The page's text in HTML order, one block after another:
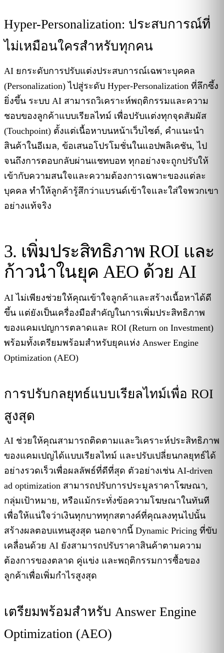
Hyper-Personalization: ประสบการณ์ที่
ไม่เหมือนใครสำหรับทุกคน
AI ยกระดับการปรับแต่งประสบการณ์เฉพาะบุคคล
(Personalization) ไปสู่ระดับ Hyper-Personalization ที่ลึกซึ้ง
ยิ่งขึ้น ระบบ AI สามารถวิเคราะห์พฤติกรรมและความ
ชอบของลูกค้าแบบเรียลไทม์ เพื่อปรับแต่งทุกจุดสัมผัส
(Touchpoint) ตั้งแต่เนื้อหาบนหน้าเว็บไซต์, คำแนะนำ
สินค้าในอีเมล, ข้อเสนอโปรโมชั่นในแอปพลิเคชัน, ไป
จนถึงการตอบกลับผ่านแชทบอท ทุกอย่างจะถูกปรับให้
เข้ากับความสนใจและความต้องการเฉพาะของแต่ละ
บุคคล ทำให้ลูกค้ารู้สึกว่าแบรนด์เข้าใจและใส่ใจพวกเขา
อย่างแท้จริง
3. เพิ่มประสิทธิภาพ ROI และ
ก้าวนำในยุค AEO ด้วย AI
AI ไม่เพียงช่วยให้คุณเข้าใจลูกค้าและสร้างเนื้อหาได้ดี
ขึ้น แต่ยังเป็นเครื่องมือสำคัญในการเพิ่มประสิทธิภาพ
ของแคมเปญการตลาดและ ROI (Return on Investment)
พร้อมทั้งเตรียมพร้อมสำหรับยุคแห่ง Answer Engine
Optimization (AEO)
การปรับกลยุทธ์แบบเรียลไทม์เพื่อ ROI
สูงสุด
AI ช่วยให้คุณสามารถติดตามและวิเคราะห์ประสิทธิภาพ
ของแคมเปญได้แบบเรียลไทม์ และปรับเปลี่ยนกลยุทธ์ได้
อย่างรวดเร็วเพื่อผลลัพธ์ที่ดีที่สุด ตัวอย่างเช่น AI-driven
ad optimization สามารถปรับการประมูลราคาโฆษณา,
กลุ่มเป้าหมาย, หรือแม้กระทั่งข้อความโฆษณาในทันที
เพื่อให้แน่ใจว่าเงินทุกบาททุกสตางค์ที่คุณลงทุนไปนั้น
สร้างผลตอบแทนสูงสุด นอกจากนี้ Dynamic Pricing ที่ขับ
เคลื่อนด้วย AI ยังสามารถปรับราคาสินค้าตามความ
ต้องการของตลาด คู่แข่ง และพฤติกรรมการซื้อของ
ลูกค้าเพื่อเพิ่มกำไรสูงสุด
เตรียมพร้อมสำหรับ Answer Engine
Optimization (AEO)